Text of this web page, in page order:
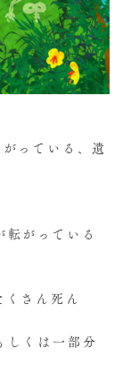
っている、遺
がっている
さん死ん
しくは一部分